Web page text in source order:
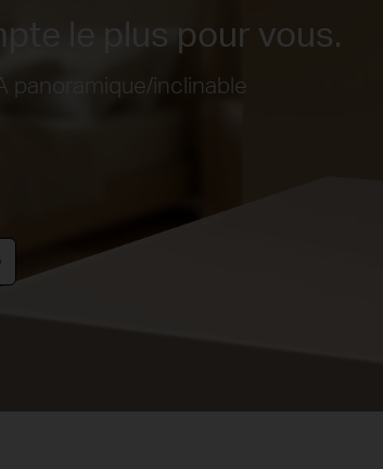
le plus pour vous.
panoramique/inclinable